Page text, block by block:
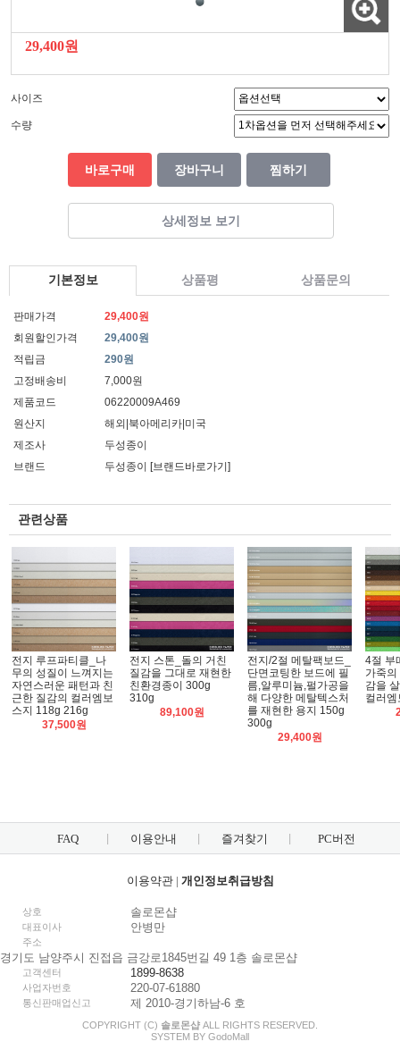
29,400원
사이즈
수량
바로구매 장바구니 찜하기
상세정보 보기
기본정보 상품평 상품문의
판매가격
29,400원
회원할인가격
29,400원
적립금
290원
고정배송비
7,000원
제품코드
06220009A469
원산지
해외|북아메리카|미국
제조사
두성종이
브랜드
두성종이 [브랜드바로가기]
관련상품
전지 루프파티클_나
무의 성질이 느껴지는
자연스러운 패턴과 친
근한 질감의 컬러엠보
스지 118g 216g
37,500원
전지 스톤_돌의 거친
질감을 그대로 재현한
친환경종이 300g
310g
89,100원
전지/2절 메탈팩보드_
단면코팅한 보드에 필
름,알루미늄,펄가공을
해 다양한 메탈텍스처
를 재현한 용지 150g
300g
29,400원
4절 부
가죽
감을
컬러
FAQ 이용안내 즐겨찾기 PC버전
이용약관| 개인정보취급방침
상호 솔로몬샵
대표이사 안병만
주소
경기도 남양주시 진접읍 금강로1845번길 49 1층 솔로몬샵
고객센터 1899-8638
사업자번호 220-07-61880
통신판매업신고 제 2010-경기하남-6 호
COPYRIGHT (C) 솔로몬샵 ALL RIGHTS RESERVED.
SYSTEM BY GodoMall